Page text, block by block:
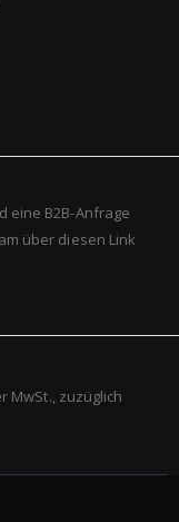
eine B2B-Anfrage
über diesen Link
MwSt., zuzüglich